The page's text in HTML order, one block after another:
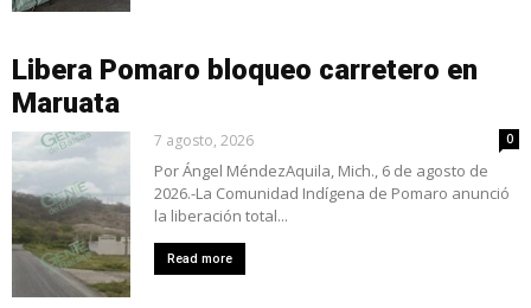
Libera Pomaro bloqueo carretero en
Maruata
7 agosto, 2026 0
Por Ángel MéndezAquila, Mich., 6 de agosto de
2026.-La Comunidad Indígena de Pomaro anunció
la liberación total...
Read more